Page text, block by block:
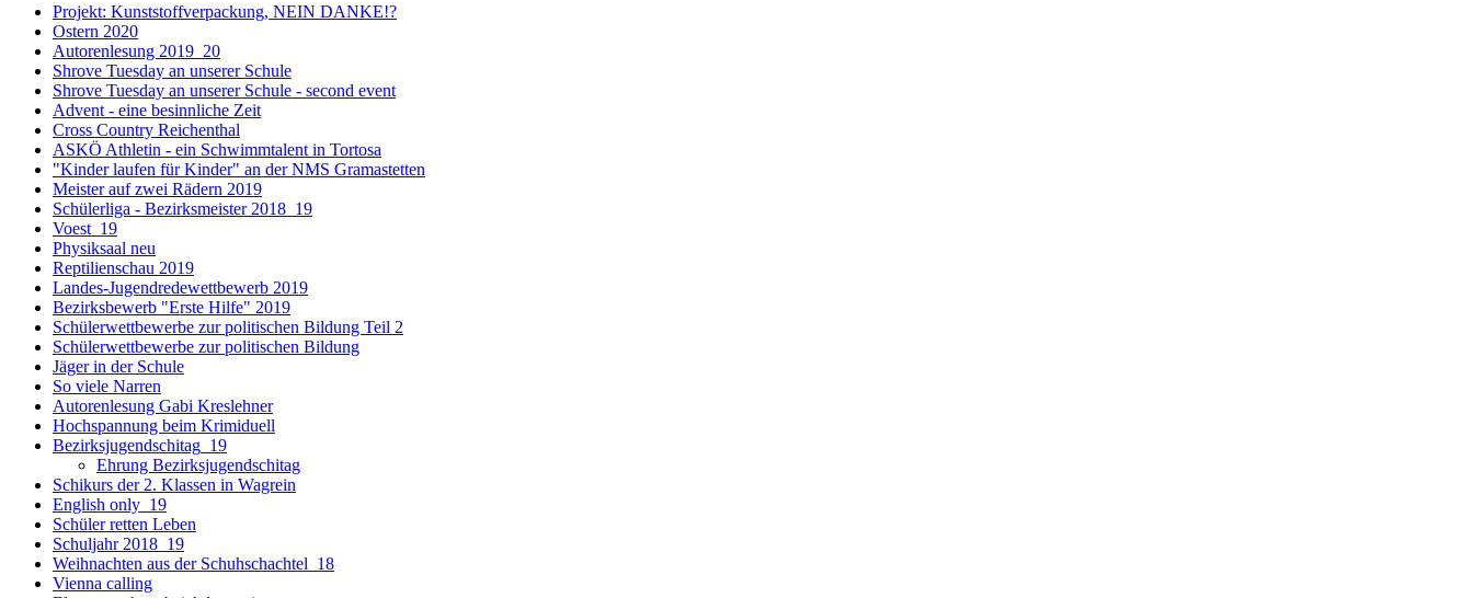
Projekt: Kunststoffverpackung, NEIN DANKE!?
Ostern 2020
Autorenlesung 2019_20
Shrove Tuesday an unserer Schule
Shrove Tuesday an unserer Schule - second event
Advent - eine besinnliche Zeit
Cross Country Reichenthal
ASKÖ Athletin - ein Schwimmtalent in Tortosa
"Kinder laufen für Kinder" an der NMS Gramastetten
Meister auf zwei Rädern 2019
Schülerliga - Bezirksmeister 2018_19
Voest_19
Physiksaal neu
Reptilienschau 2019
Landes-Jugendredewettbewerb 2019
Bezirksbewerb "Erste Hilfe" 2019
Schülerwettbewerbe zur politischen Bildung Teil 2
Schülerwettbewerbe zur politischen Bildung
Jäger in der Schule
So viele Narren
Autorenlesung Gabi Kreslehner
Hochspannung beim Krimiduell
Bezirksjugendschitag_19
Ehrung Bezirksjugendschitag
Schikurs der 2. Klassen in Wagrein
English only_19
Schüler retten Leben
Schuljahr 2018_19
Weihnachten aus der Schuhschachtel_18
Vienna calling